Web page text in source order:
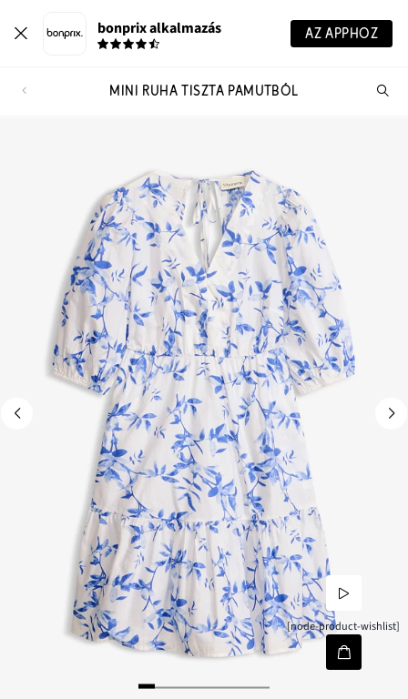
bonprix alkalmazás AZ APPHOZ
MINI RUHA TISZTA PAMUTBÓL
[node-product-wishlist]